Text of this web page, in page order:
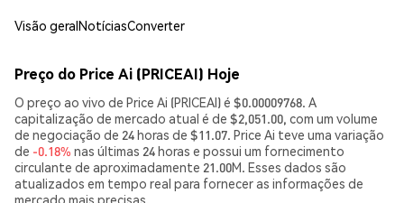
Visão geralNotíciasConverter
Preço do Price Ai (PRICEAI) Hoje
O preço ao vivo de Price Ai (PRICEAI) é $0.00009768. A
capitalização de mercado atual é de $2,051.00, com um volume
de negociação de 24 horas de $11.07. Price Ai teve uma variação
de -0.18% nas últimas 24 horas e possui um fornecimento
circulante de aproximadamente 21.00M. Esses dados são
atualizados em tempo real para fornecer as informações de
mercado mais precisas.